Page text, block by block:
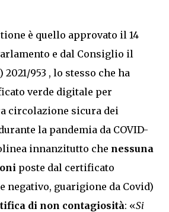
è quello approvato il 14
e dal Consiglio il
2021/953 , lo stesso che ha
verde digitale per
circolazione sicura dei
la pandemia da COVID-
innanzitutto che nessuna
poste dal certificato
negativo, guarigione da Covid)
di non contagiosità: «Si